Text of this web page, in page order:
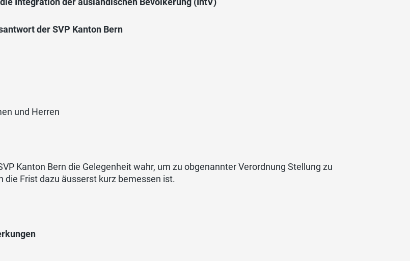
der SVP Kanton Bern
und Herren
Kanton Bern die Gelegenheit wahr, um zu obgenannter Verordnung Stellung zu
die Frist dazu äusserst kurz bemessen ist.